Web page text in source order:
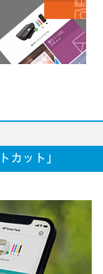
カット」